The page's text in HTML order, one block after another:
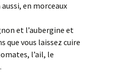
en morceaux
et l’aubergine et
que vous laissez cuire
l’ail, le